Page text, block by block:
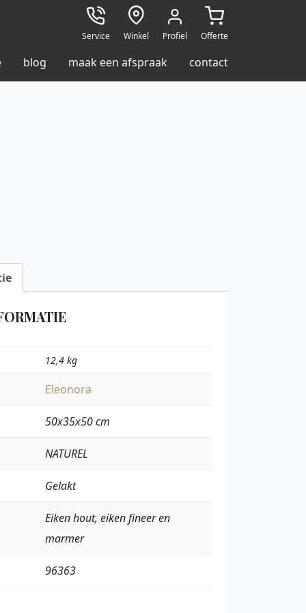
Service Winkel Profiel Offerte
blog maak een afspraak contact
12,4 kg
Eleonora
50x35x50 cm
NATUREL
Gelakt
Eiken hout, eiken fineer en
marmer
96363